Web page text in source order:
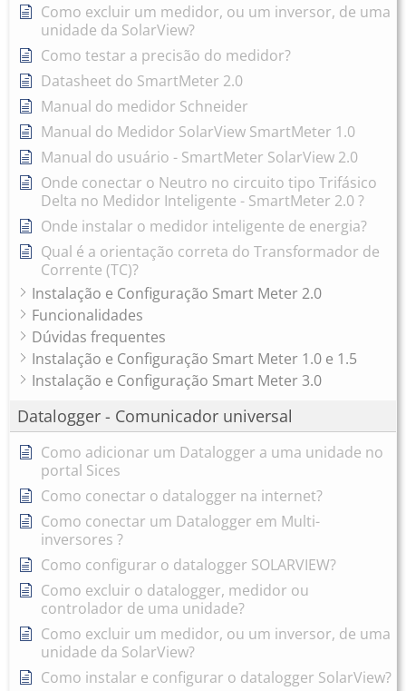
Como excluir um medidor, ou um inversor, de uma
unidade da SolarView?
Como testar a precisão do medidor?
Datasheet do SmartMeter 2.0
Manual do medidor Schneider
Manual do Medidor SolarView SmartMeter 1.0
Manual do usuário - SmartMeter SolarView 2.0
Onde conectar o Neutro no circuito tipo Trifásico
Delta no Medidor Inteligente - SmartMeter 2.0 ?
Onde instalar o medidor inteligente de energia?
Qual é a orientação correta do Transformador de
Corrente (TC)?
Instalação e Configuração Smart Meter 2.0
Funcionalidades
Dúvidas frequentes
Instalação e Configuração Smart Meter 1.0 e 1.5
Instalação e Configuração Smart Meter 3.0
Datalogger - Comunicador universal
Como adicionar um Datalogger a uma unidade no
portal Sices
Como conectar o datalogger na internet?
Como conectar um Datalogger em Multi-
inversores ?
Como configurar o datalogger SOLARVIEW?
Como excluir o datalogger, medidor ou
controlador de uma unidade?
Como excluir um medidor, ou um inversor, de uma
unidade da SolarView?
Como instalar e configurar o datalogger SolarView?